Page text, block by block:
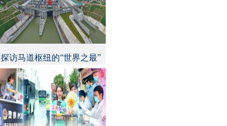
探访马道枢纽的“世界之最”